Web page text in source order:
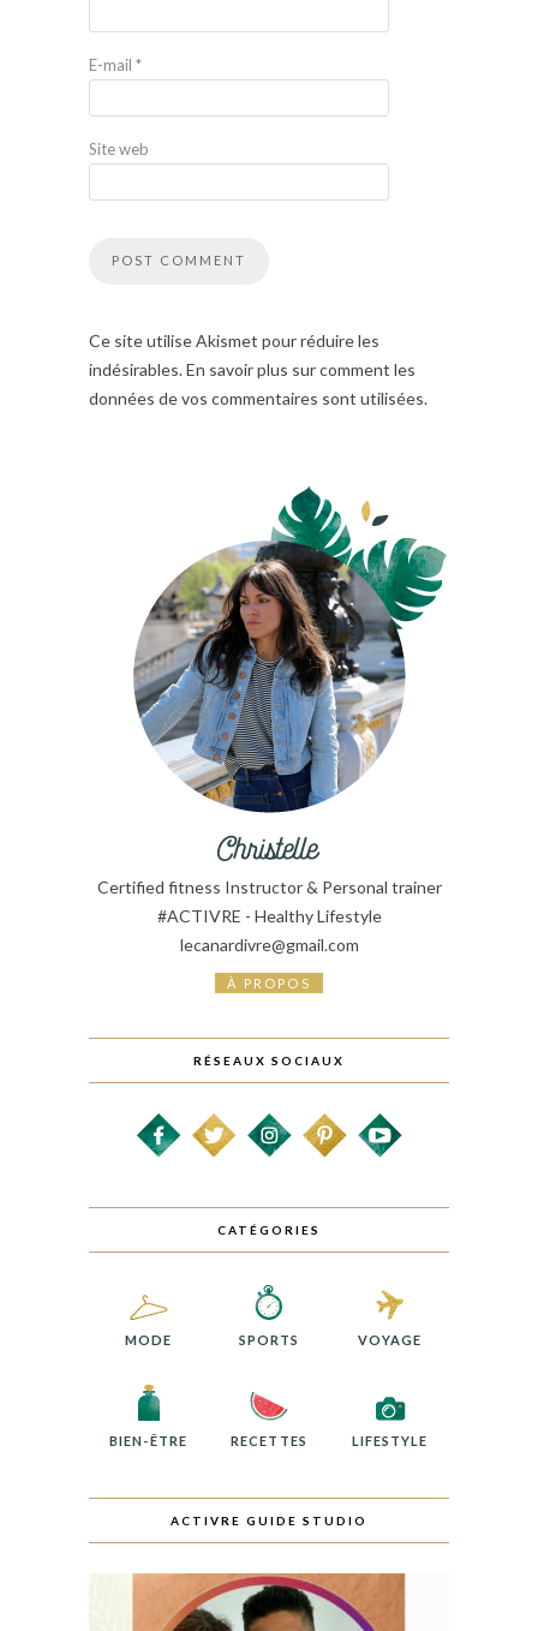
E-mail *
Site web
Ce site utilise Akismet pour réduire les
indésirables. En savoir plus sur comment les
données de vos commentaires sont utilisées.
Certified fitness Instructor & Personal trainer
#ACTIVRE - Healthy Lifestyle
lecanardivre@gmail.com
À PROPOS
RÉSEAUX SOCIAUX
CATÉGORIES
MODE SPORTS VOYAGE
BIEN-ÊTRE RECETTES LIFESTYLE
ACTIVRE GUIDE STUDIO